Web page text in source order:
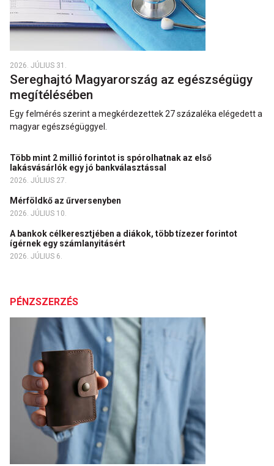
2026. JÚLIUS 31.
Sereghajtó Magyarország az egészségügy
megítélésében
Egy felmérés szerint a megkérdezettek 27 százaléka elégedett a
magyar egészségüggyel.
Több mint 2 millió forintot is spórolhatnak az első
lakásvásárlók egy jó bankválasztással
2026. JÚLIUS 27.
Mérföldkő az űrversenyben
2026. JÚLIUS 10.
A bankok célkeresztjében a diákok, több tízezer forintot
ígérnek egy számlanyitásért
2026. JÚLIUS 6.
PÉNZSZERZÉS